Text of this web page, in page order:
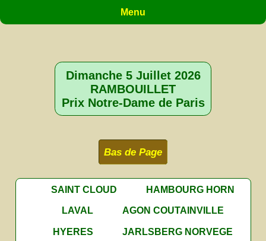
Menu
Dimanche 5 Juillet 2026
RAMBOUILLET
Prix Notre-Dame de Paris
Bas de Page
SAINT CLOUD
HAMBOURG HORN
LAVAL
AGON COUTAINVILLE
HYERES
JARLSBERG NORVEGE